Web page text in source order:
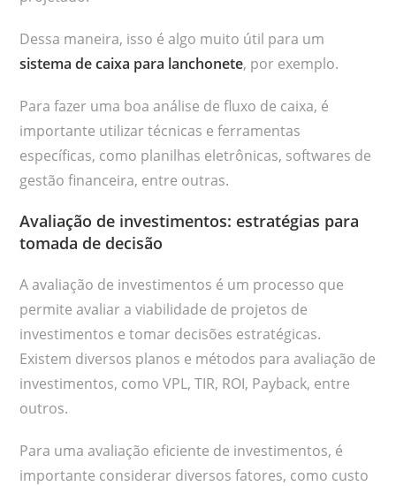
Dessa maneira, isso é algo muito útil para um
sistema de caixa para lanchonete, por exemplo.
Para fazer uma boa análise de fluxo de caixa, é
importante utilizar técnicas e ferramentas
específicas, como planilhas eletrônicas, softwares de
gestão financeira, entre outras.
Avaliação de investimentos: estratégias para
tomada de decisão
A avaliação de investimentos é um processo que
permite avaliar a viabilidade de projetos de
investimentos e tomar decisões estratégicas.
Existem diversos planos e métodos para avaliação de
investimentos, como VPL, TIR, ROI, Payback, entre
outros.
Para uma avaliação eficiente de investimentos, é
importante considerar diversos fatores, como custo